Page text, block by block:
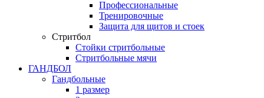
Профессиональные
Тренировочные
Защита для щитов и стоек
Стритбол
Стойки стритбольные
Стритбольные мячи
ГАНДБОЛ
Гандбольные
1 размер